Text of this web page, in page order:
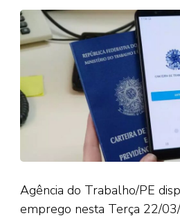
Agência do Trabalho/PE
emprego nesta Terça 22/